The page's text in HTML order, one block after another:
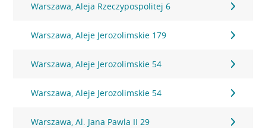
Warszawa, Aleja Rzeczypospolitej 6
Warszawa, Aleje Jerozolimskie 179
Warszawa, Aleje Jerozolimskie 54
Warszawa, Aleje Jerozolimskie 54
Warszawa, Al. Jana Pawla II 29